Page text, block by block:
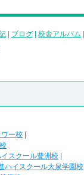
ブログ 校舎アルバム
ー校
スクール豊洲校
ハイスクール大泉学園校